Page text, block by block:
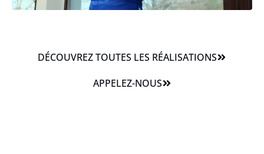
DÉCOUVREZ TOUTES LES RÉALISATIONS
APPELEZ-NOUS